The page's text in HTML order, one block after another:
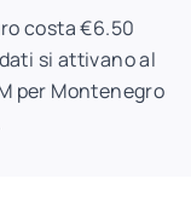
costa €6.50
si attivano al
per Montenegro